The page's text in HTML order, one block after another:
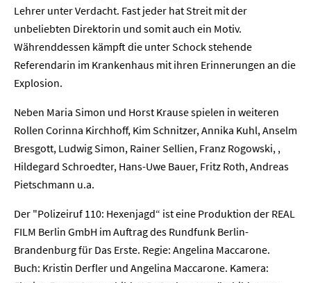
Lehrer unter Verdacht. Fast jeder hat Streit mit der
unbeliebten Direktorin und somit auch ein Motiv.
Währenddessen kämpft die unter Schock stehende
Referendarin im Krankenhaus mit ihren Erinnerungen an die
Explosion.
Neben Maria Simon und Horst Krause spielen in weiteren
Rollen Corinna Kirchhoff, Kim Schnitzer, Annika Kuhl, Anselm
Bresgott, Ludwig Simon, Rainer Sellien, Franz Rogowski, ,
Hildegard Schroedter, Hans-Uwe Bauer, Fritz Roth, Andreas
Pietschmann u.a.
Der "Polizeiruf 110: Hexenjagd“ ist eine Produktion der REAL
FILM Berlin GmbH im Auftrag des Rundfunk Berlin-
Brandenburg für Das Erste. Regie: Angelina Maccarone.
Buch: Kristin Derfler und Angelina Maccarone. Kamera: